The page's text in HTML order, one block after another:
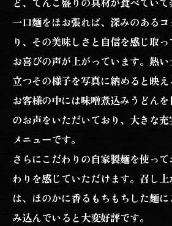
一口麺をほお張れば、深みのある
り、その美味しさと自信を感じ取っ
お喜びの声が上がっています。熱
立つその様子を写真に納めると映え
お客様の中には味噌煮込みうどん
のお声をいただいており、大きな
メニューです。
さらにこだわりの自家製麺を使っ
わりを感じていただけます。召し
は、ほのかに香るもちもちした麺
み込んでいると大変好評です。